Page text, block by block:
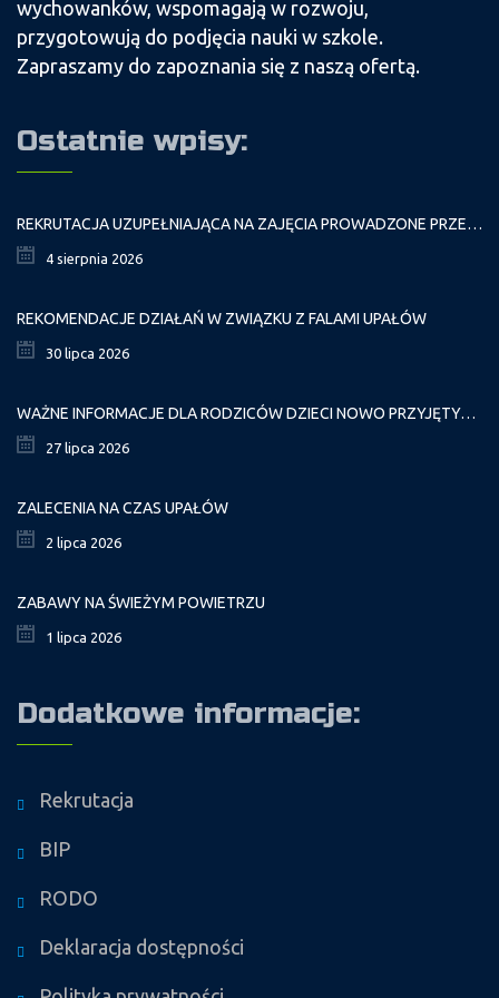
wychowanków, wspomagają w rozwoju,
przygotowują do podjęcia nauki w szkole.
Zapraszamy do zapoznania się z naszą ofertą.
Ostatnie wpisy:
REKRUTACJA UZUPEŁNIAJĄCA NA ZAJĘCIA PROWADZONE PRZEZ PAŁAC MŁODZIEŻY W ROKU SZKOLNYM 2026/2027
4 sierpnia 2026
REKOMENDACJE DZIAŁAŃ W ZWIĄZKU Z FALAMI UPAŁÓW
30 lipca 2026
WAŻNE INFORMACJE DLA RODZICÓW DZIECI NOWO PRZYJĘTYCH GR. I
27 lipca 2026
ZALECENIA NA CZAS UPAŁÓW
2 lipca 2026
ZABAWY NA ŚWIEŻYM POWIETRZU
1 lipca 2026
Dodatkowe informacje:
Rekrutacja
BIP
RODO
Deklaracja dostępności